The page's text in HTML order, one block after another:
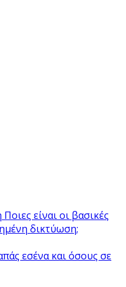
Ποιες είναι οι βασικές
δικτύωση;
εσένα και όσους σε